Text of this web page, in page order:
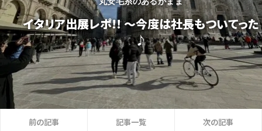
イタリア出展レポ!! ～今度は​社長も​ついてった
♪
記事一覧